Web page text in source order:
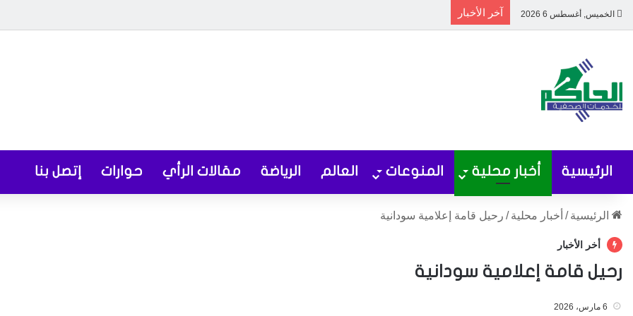
الخميس, أغسطس 6 2026 آخر الأخبار
الرئيسية أخبار محلية المنوعات العالم الرياضة مقالات الرأي حوارات إتصل بنا
الرئيسية / أخبار محلية / رحيل قامة إعلامية سودانية
أخر الأخبار
رحيل قامة إعلامية سودانية
6 مارس، 2026